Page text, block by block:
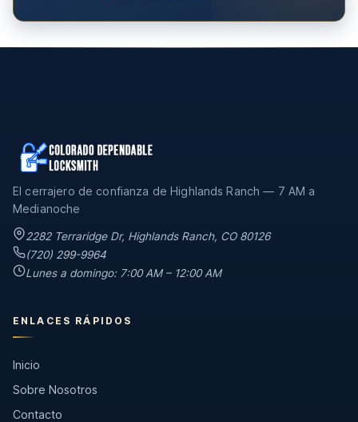
El cerrajero de confianza de Highlands Ranch — 7 AM a
Medianoche
2282 Terraridge Dr, Highlands Ranch, CO 80126
(720) 299-9964
Lunes a domingo: 7:00 AM – 12:00 AM
ENLACES RÁPIDOS
Inicio
Sobre Nosotros
Contacto